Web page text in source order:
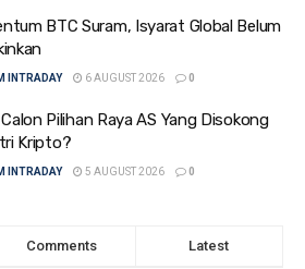
BTC Suram, Isyarat Global Belum
INTRADAY 6 AUGUST 2026 0
Pilihan Raya AS Yang Disokong
Kripto?
INTRADAY 5 AUGUST 2026 0
Comments Latest